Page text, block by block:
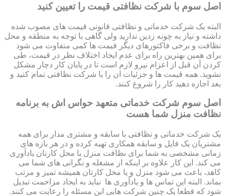
اصل سوم با شرکت نظافتی قیمت را تعیین کنید
البته یک شرکت خدماتی و نظافتی قانونی قیمت های مصوب شده
داشته و نیاز به چونه زدین ندارید ولی گاهی با توجه به منطقه و محل
نظافت و برخی فاکتورهای دیگر قیمت ها کمی متفاوت می شود
برای همین بهترین راه برای عدم ایجاد اختلاف نظر در قیمت، طی
کردن آن قبل از اعزام نیرو لازم است تا در پایان کار دچار مشکل
نشوید. همه قیمت ها و جزئیات ان را با شرکت نظافتی تمام کنید و
بعد اجازه دهید کار را شروع کنند.
اصل سوم شرکت خدماتی متعهد حواس اش به برنامه
نظافت منزل شما هست
یک شرکت خدماتی و نظافتی با سابقه و مشتری مدار برای همه
مشتریان یک فایل و سابقه همکاری تهیه کرده و در هر بازه های
زمانی مشخصی به شما برای نظافت منزل یا محل کارتان یادآوری
می کند. این کار علاوه بر اینکه از مشغله و نگرانی های شما می
کاهد، باعث می شود منزل و یا محل کارتان همیشه تمیز و مرتب
بماند. البته این تماس ها و یادآوری ها نباید به ایجاد مزاحمت تبدیل
شود که قطعا یک چنین شرکت هایی این مسئله را رعایت می کنند.